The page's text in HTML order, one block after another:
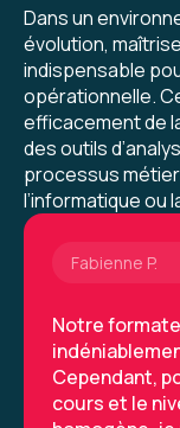
Dans un
évolution,
indispensable
opérationnelle.
efficacement de
des outils
processus
l’informatique ou
Le contenu
attentes, les
fournit des
sur les points
sujets sont
Les
mettre en
Fabienne P.
Notre
Cependant,
cours et le